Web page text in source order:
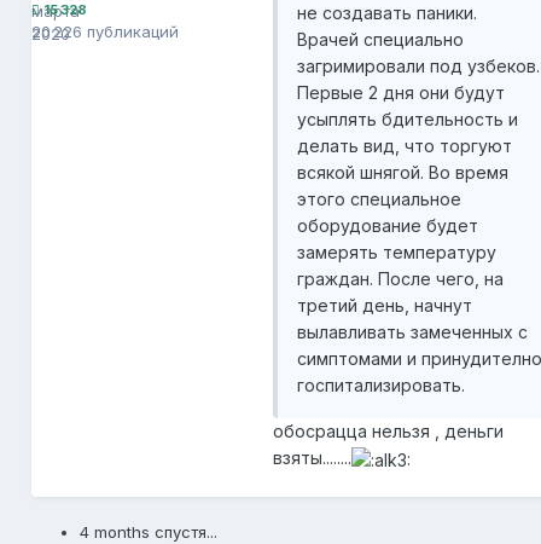
марта
2020
15 328
20 226 публикаций
не создавать паники.
Врачей специально
загримировали под узбеков.
Первые 2 дня они будут
усыплять бдительность и
делать вид, что торгуют
всякой шнягой. Во время
этого специальное
оборудование будет
замерять температуру
граждан. После чего, на
третий день, начнут
вылавливать замеченных с
симптомами и
госпитализировать.
обосрацца нельзя , деньги
взяты........
4 months спустя...